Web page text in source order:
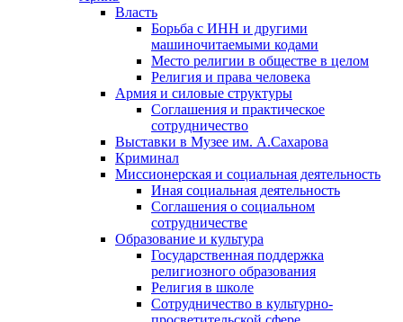
Власть
Борьба с ИНН и другими
машиночитаемыми кодами
Место религии в обществе в целом
Религия и права человека
Армия и силовые структуры
Соглашения и практическое
сотрудничество
Выставки в Музее им. А.Сахарова
Криминал
Миссионерская и социальная деятельность
Иная социальная деятельность
Соглашения о социальном
сотрудничестве
Образование и культура
Государственная поддержка
религиозного образования
Религия в школе
Сотрудничество в культурно-